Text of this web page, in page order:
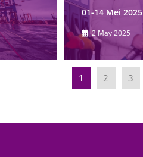
01-14 Mei 2025
2 May 2025
1 2 3